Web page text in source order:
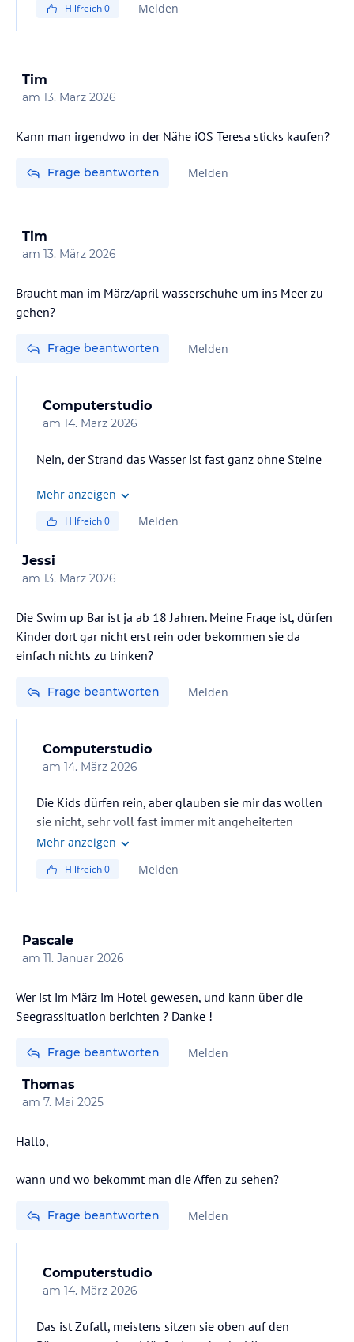
Hilfreich0 Melden
Tim
am 13. März 2026
Kann man irgendwo in der Nähe iOS Teresa sticks kaufen?
Frage beantworten Melden
Tim
am 13. März 2026
Braucht man im März/april wasserschuhe um ins Meer zu
gehen?
Frage beantworten Melden
Computerstudio
am 14. März 2026
Nein, der Strand das Wasser ist fast ganz ohne Steine
Mehr anzeigen
Hilfreich0 Melden
Jessi
am 13. März 2026
Die Swim up Bar ist ja ab 18 Jahren. Meine Frage ist, dürfen
Kinder dort gar nicht erst rein oder bekommen sie da
einfach nichts zu trinken?
Frage beantworten Melden
Computerstudio
am 14. März 2026
Die Kids dürfen rein, aber glauben sie mir das wollen
sie nicht, sehr voll fast immer mit angeheiterten
Amerikanern , und sehr klein, so sieht das Wasser auch
Mehr anzeigen
Hilfreich0 Melden
Pascale
am 11. Januar 2026
Wer ist im März im Hotel gewesen, und kann über die
Frage beantworten Melden
Thomas
am 7. Mai 2025
Hallo,
wann und wo bekommt man die Affen zu sehen?
Frage beantworten Melden
Computerstudio
am 14. März 2026
Das ist Zufall, meistens sitzen sie oben auf den